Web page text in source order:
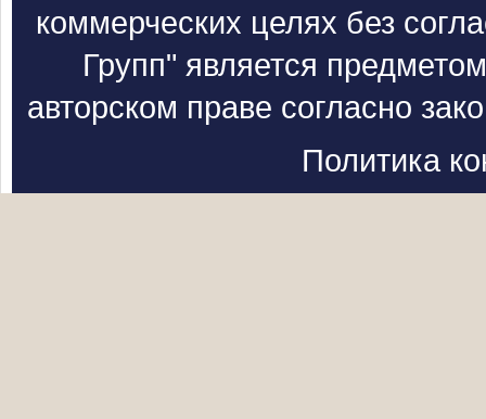
коммерческих целях без
Групп" является
авторском праве согласно
Политика